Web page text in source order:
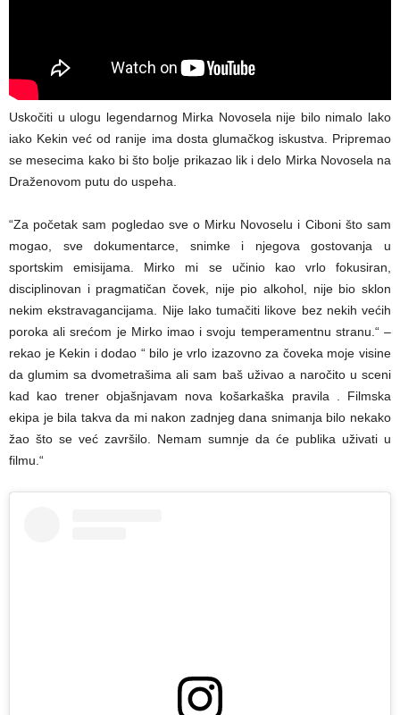
Uskočiti u ulogu legendarnog Mirka Novosela nije bilo nimalo lako
iako Kekin već od ranije ima dosta glumačkog iskustva. Pripremao
se mesecima kako bi što bolje prikazao lik i delo Mirka Novosela na
Draženovom putu do uspeha.
“Za početak sam pogledao sve o Mirku Novoselu i Ciboni što sam
mogao, sve dokumentarce, snimke i njegova gostovanja u
sportskim emisijama. Mirko mi se učinio kao vrlo fokusiran,
disciplinovan i pragmatičan čovek, nije pio alkohol, nije bio sklon
nekim ekstravagancijama. Nije lako tumačiti likove bez nekih većih
poroka ali srećom je Mirko imao i svoju temperamentnu stranu.“ –
rekao je Kekin i dodao “ bilo je vrlo izazovno za čoveka moje visine
da glumim sa dvometrašima ali sam baš uživao a naročito u sceni
kad kao trener objašnjavam nova košarkaška pravila . Filmska
ekipa je bila takva da mi nakon zadnjeg dana snimanja bilo nekako
žao što se već završilo. Nemam sumnje da će publika uživati u
filmu.“